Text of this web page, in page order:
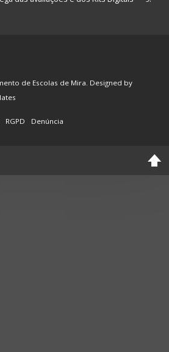
de Escolas de Mira. Designed by
RGPD Denúncia